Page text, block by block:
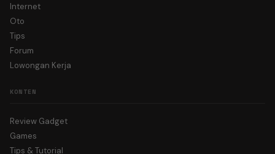
Internet
Oto
Tips
Forum
Lowongan Kerja
KONTEN
Review Gadget
Games
Tips & Tutorial